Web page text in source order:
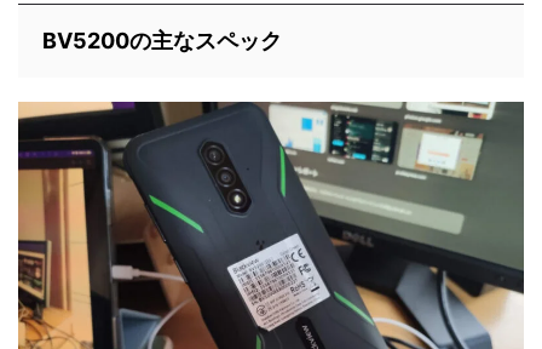
BV5200の主なスペック